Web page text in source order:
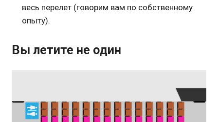
весь перелет (говорим вам по собственному
опыту).
Вы летите не один